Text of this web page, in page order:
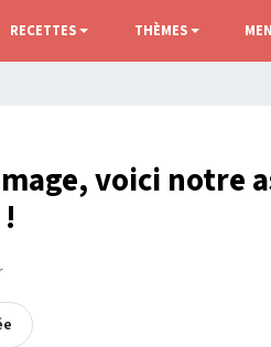
RECETTES THÈMES
voici notre